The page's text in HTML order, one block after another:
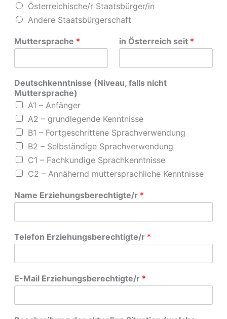
Österreichische/r Staatsbürger/in
Andere Staatsbürgerschaft
Muttersprache * in Österreich seit *
Deutschkenntnisse (Niveau, falls nicht
Muttersprache)
A1 – Anfänger
A2 – grundlegende Kenntnisse
B1 – Fortgeschrittene Sprachverwendung
B2 – Selbständige Sprachverwendung
C1 – Fachkundige Sprachkenntnisse
C2 – Annähernd muttersprachliche Kenntnisse
Name Erziehungsberechtigte/r *
Telefon Erziehungsberechtigte/r *
E-Mail Erziehungsberechtigte/r *